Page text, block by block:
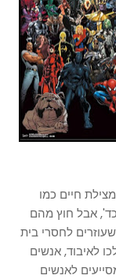
חיים כמו
אבל חוץ מהם
לחסרי בית
לאיבוד, אנשים
לאנשים